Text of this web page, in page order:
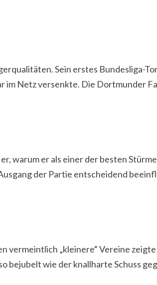
Sein erstes Bundesliga-
im Netz versenkte. Die Dortmunder
warum er als einer der besten
der Partie entscheidend
vermeintlich „kleinere“ Vereine
bejubelt wie der knallharte Schuss